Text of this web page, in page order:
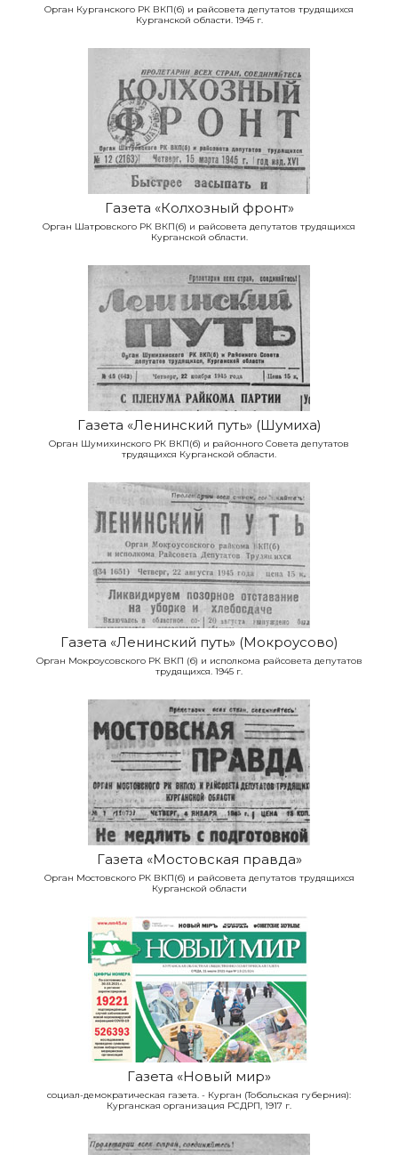
Орган Курганского РК ВКП(б) и райсовета депутатов трудящихся
Курганской области. 1945 г.
Газета «Колхозный фронт»
Орган Шатровского РК ВКП(б) и райсовета депутатов трудящихся
Курганской области.
Газета «Ленинский путь» (Шумиха)
Орган Шумихинского РК ВКП(б) и районного Совета депутатов
трудящихся Курганской области.
Газета «Ленинский путь» (Мокроусово)
Орган Мокроусовского РК ВКП (б) и исполкома райсовета депутатов
трудящихся. 1945 г.
Газета «Мостовская правда»
Орган Мостовского РК ВКП(б) и райсовета депутатов трудящихся
Курганской области
Газета «Новый мир»
социал-демократическая газета. - Курган (Тобольская губерния):
Курганская организация РСДРП, 1917 г.